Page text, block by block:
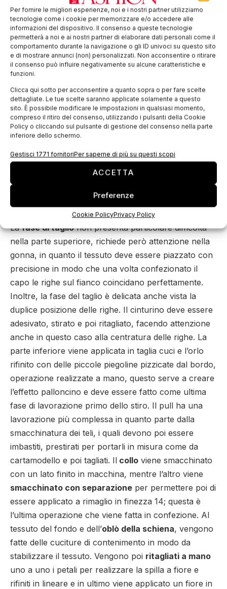
Per fornire le migliori esperienze, noi e i nostri partner utilizziamo
tecnologie come i cookie per memorizzare e/o accedere alle
informazioni del dispositivo. Il consenso a queste tecnologie
permetterà a noi e ai nostri partner di elaborare dati personali come il
comportamento durante la navigazione o gli ID univoci su questo sito
e di mostrare annunci (non) personalizzati. Non acconsentire o ritirare
il consenso può influire negativamente su alcune caratteristiche e
funzioni.
Clicca qui sotto per acconsentire a quanto sopra o per fare scelte
dettagliate. Le tue scelte saranno applicate solamente a questo
sito. È possibile modificare le impostazioni in qualsiasi momento,
compreso il ritiro del consenso, utilizzando i pulsanti della Cookie
Policy o cliccando sul pulsante di gestione del consenso nella parte
inferiore dello schermo.
Gestisci 1771 fornitoriPer saperne di più su questi scopi
ACCETTA
Preferenze
Cookie PolicyPrivacy Policy
rouche a pieghe piatte alta cm. 25 e larga mt. 1.50. La
parte superiore èconclusa da una spilla, realizzata
da petali in due tessuti e la parte centrale da un fiore
in plastica. Lagonna , invece, è composta da un
unico tessuto di lana a righe nero/blu laminato. La
parte più importante è a righe orizzontali, mentre la
balza sul fondo, alta cm. 20 è a righe verticali, totale
consumo tessuto mt. 1.50. L’effetto a palloncinoè
ottenuto da piccole piegoline pizzicate sull’orlo. Per
indossare comodamente il capo è stata posizionata
una cerniera invisibile sul centro. Dalla cintura alta 3
cm, partono piccole pieghe sciolte, profonde 2,5 cm,
che dal centro guardano verso l’esterno, sia davanti
che dietro.
Fasi di lavorazione
Lafase di taglionon presenta particolare difficoltà
nella parte superiore, richiede però attenzione nella
gonna, in quanto il tessuto deve essere piazzato con
precisione in modo che una volta confezionato il
capo le righe sul fianco coincidano perfettamente.
Inoltre, la fase del taglio è delicata anche vista la
duplice posizione delle righe. Il cinturino deve essere
adesivato, stirato e poi ritagliato, facendo attenzione
anche in questo caso alla centratura delle righe. La
parte inferiore viene applicata in taglia cuci e l’orlo
rifinito con delle piccole piegoline pizzicate dal bordo,
operazione realizzate a mano, questo serve a creare
l’effetto palloncino e deve essere fatto come ultima
fase di lavorazione primo dello stiro. Il pull ha una
lavorazione più complessa in quanto parte dalla
smacchinatura dei teli, i quali devono poi essere
imbastiti, prestirati per portarli in misura come da
cartamodello e poi tagliati. Il collo viene smacchinato
con un lato finito in macchina, mentre l’altro viene
smacchinato con separazione per permettere poi di
essere applicato a rimaglio in finezza 14; questa è
l’ultima operazione che viene fatta in confezione. Al
tessuto del fondo e dell’oblò della schiena, vengono
fatte delle cuciture di contenimento in modo da
stabilizzare il tessuto. Vengono poi ritagliati a mano
uno a uno i petali per realizzare la spilla a fiore e
rifiniti in lineare e in ultimo viene applicato un fiore in